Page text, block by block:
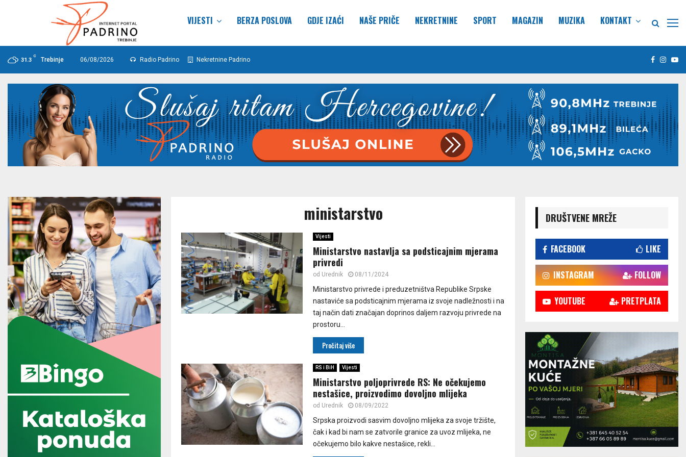
VIJESTI BERZA POSLOVA GDJE IZAĆI NAŠE PRIČE NEKRETNINE SPORT MAGAZIN MUZIKA KONTAKT
31.3
C
Trebinje 06/08/2026 Radio Padrino Nekretnine Padrino Facebook
ministarstvo
Vijesti
Ministarstvo nastavlja sa podsticajnim mjerama
privredi
od Urednik 08/11/2024
Ministarstvo privrede i preduzetništva Republike Srpske
nastaviće sa podsticajnim mjerama iz svoje nadležnosti i na
taj način dati značajan doprinos daljem razvoju privrede na
prostoru...
Pročitaj više
RS i BiH Vijesti
Ministarstvo poljoprivrede RS: Ne očekujemo
nestašice, proizvodimo dovoljno mlijeka
od Urednik 08/09/2022
Srpska proizvodi sasvim dovoljno mlijeka za svoje tržište,
čak i kad bi nam se zatvorile granice za uvoz mlijeka, ne
očekujemo bilo kakve nestašice, rekli...
DRUŠTVENE MREŽE
FACEBOOK LIKE
INSTAGRAM FOLLOW
YOUTUBE PRETPLATA